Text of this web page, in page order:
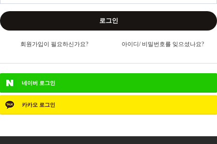
로그인
회원가입이 필요하신가요? 아이디/ 비밀번호를 잊으셨나요?
네이버 로그인
카카오 로그인